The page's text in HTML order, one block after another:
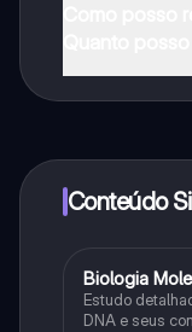
Conteúdo
Ciência
Biologia
Estudo
DNA e seus